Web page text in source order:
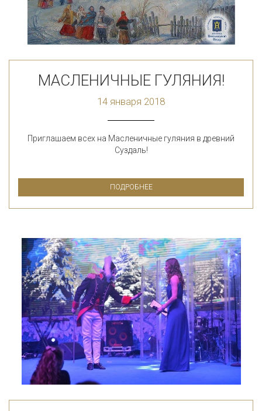
МАСЛЕНИЧНЫЕ ГУЛЯНИЯ!
14 января 2018
Приглашаем всех на Масленичные гуляния в древний
Суздаль!
ПОДРОБНЕЕ